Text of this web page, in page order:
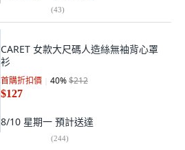
(43)
CARET 女款大尺碼人造絲無袖背心罩
衫
首購折扣價 40%$212
$127
8/10 星期一 預計送達
(244)